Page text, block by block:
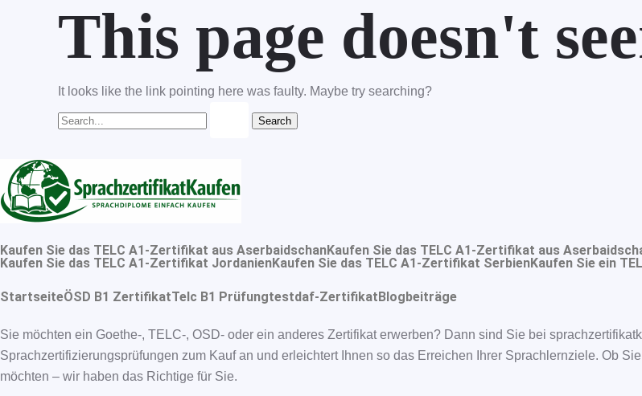
This page doesn't
It looks like the link pointing here was faulty. Maybe try searching?
Kaufen Sie das TELC A1-Zertifikat aus AserbaidschanKaufen Sie das TELC A1-Zertifikat aus
Kaufen Sie das TELC A1-Zertifikat JordanienKaufen Sie das TELC A1-Zertifikat SerbienKaufen Sie ein
StartseiteÖSD B1 ZertifikatTelc B1 Prüfungtestdaf-ZertifikatBlogbeiträge
Sie möchten ein Goethe-, TELC-, OSD- oder ein anderes Zertifikat erwerben? Dann sind Sie bei
Sprachzertifizierungsprüfungen zum Kauf an und erleichtert Ihnen so das Erreichen Ihrer Sprachlernziele. Ob
möchten – wir haben das Richtige für Sie.